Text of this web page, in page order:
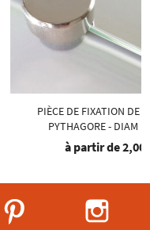
PIÈCE DE FIXATION DE
PYTHAGORE - DIAM
à partir de2,00